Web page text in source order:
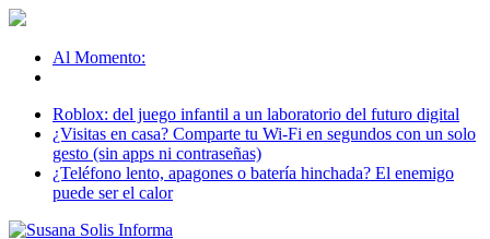
Al Momento:
Roblox: del juego infantil a un laboratorio del futuro digital
¿Visitas en casa? Comparte tu Wi-Fi en segundos con un solo
gesto (sin apps ni contraseñas)
¿Teléfono lento, apagones o batería hinchada? El enemigo
puede ser el calor